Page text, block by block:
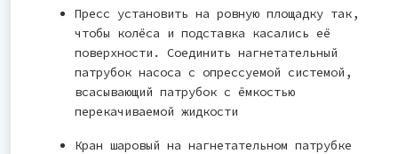
Пресс установить на ровную площадку так,
чтобы колёса и подставка касались её
поверхности. Соединить нагнетательный
патрубок насоса с опрессуемой системой,
всасывающий патрубок с ёмкостью
перекачиваемой жидкости
Кран шаровый на нагнетательном патрубке